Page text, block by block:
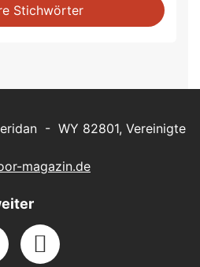
Stichwörter
- WY 82801, Vereinigte
magazin.de